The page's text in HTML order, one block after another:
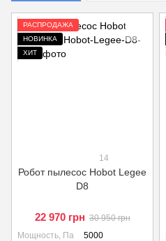
РАСПРОДАЖА
НОВИНКА
ХИТ
14
Робот пылесос Hobot Legee
D8
22 970 грн 30 950 грн
Мощность, Па
5000